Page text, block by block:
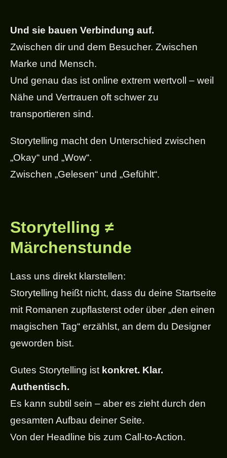
Und sie bauen Verbindung auf.
Zwischen dir und dem Besucher. Zwischen
Marke und Mensch.
Und genau das ist online extrem wertvoll – weil
Nähe und Vertrauen oft schwer zu
transportieren sind.
Storytelling macht den Unterschied zwischen
„Okay“ und „Wow“.
Zwischen „Gelesen“ und „Gefühlt“.
Storytelling ≠
Märchenstunde
Lass uns direkt klarstellen:
Storytelling heißt nicht, dass du deine Startseite
mit Romanen zupflasterst oder über „den einen
magischen Tag“ erzählst, an dem du Designer
geworden bist.
Gutes Storytelling ist konkret. Klar.
Authentisch.
Es kann subtil sein – aber es zieht durch den
gesamten Aufbau deiner Seite.
Von der Headline bis zum Call-to-Action.